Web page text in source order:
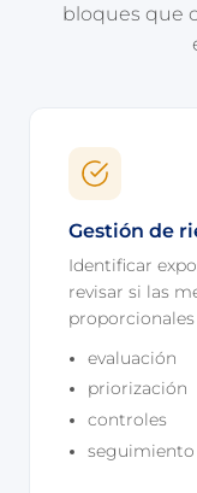
bloques que
Gestión de
Identificar
revisar si las
proporcionales
evaluación
priorización
controles
seguimiento